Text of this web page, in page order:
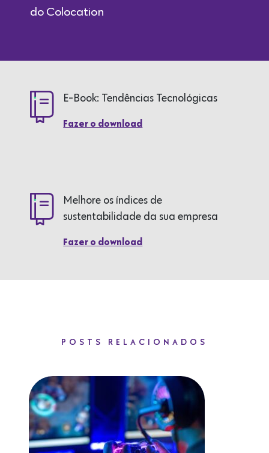
do Colocation
E-Book: Tendências Tecnológicas
Fazer o download
Melhore os índices de
sustentabilidade da sua empresa
Fazer o download
POSTS RELACIONADOS